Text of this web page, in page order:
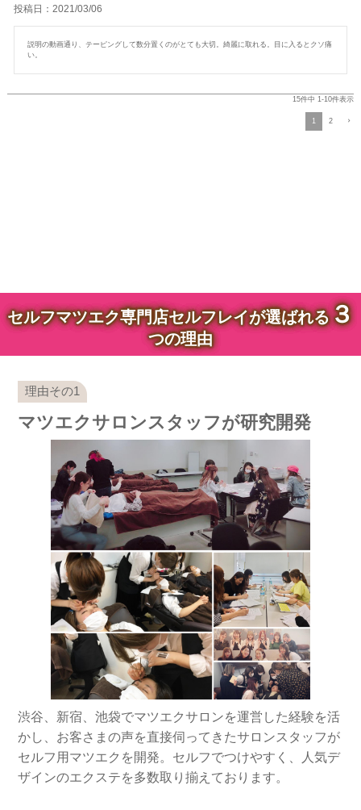
投稿日 2021/03/06
説明の動画通り、テーピングして数分置くのがとても大切。綺麗に取れる。目に入るとクソ痛
い。
15件中 1-10件表示
1 2
セルフマツエク専門店セルフレイが選ばれる３
つの理由
マツエクサロンスタッフが研究開発
渋谷、新宿、池袋でマツエクサロンを運営した経験を活
かし、お客さまの声を直接伺ってきたサロンスタッフが
セルフ用マツエクを開発。セルフでつけやすく、人気デ
ザインのエクステを多数取り揃えております。